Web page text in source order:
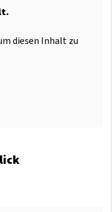
diesen Inhalt zu